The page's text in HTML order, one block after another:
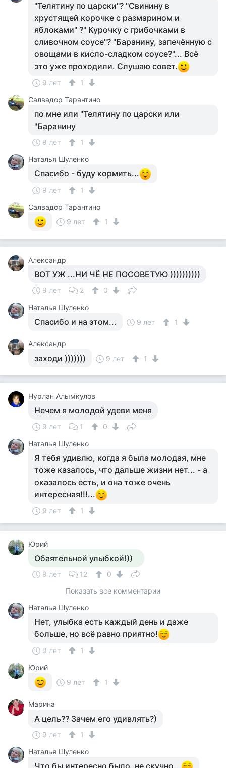
"Телятину по царски"? "Свинину в
хрустящей корочке с размарином и
яблоками" ?" Курочку с грибочками в
сливочном соусе"? "Баранину, запечённую с
овощами в кисло-сладком соусе?"... Всё
это уже проходили. Слушаю совет.
9 лет
1
Салвадор Тарантино
по мне или ​"Телятину по царски или ​
"Баранину
9 лет
1
Наталья Шуленко
Спасибо - буду кормить...
9 лет
1
Салвадор Тарантино
9 лет
1
Александр
ВОТ УЖ ...НИ ЧЁ НЕ ПОСОВЕТУЮ ))))))))))
9 лет 2
0
Наталья Шуленко
Спасибо и на этом... 9 лет 1
Александр
заходи ))))))) 9 лет 1
Нурлан Алымкулов
Нечем я молодой удеви меня
9 лет 1
0
Наталья Шуленко
Я тебя удивлю, когда я была молодая, мне
тоже казалось, что дальше жизни нет... - а
оказалось есть, и она тоже очень
интересная!!!...
9 лет 1
Юрий
Обаятельной улыбкой!))
9 лет 12
0
Показать все комментарии
Наталья Шуленко
Нет, улыбка есть каждый день и даже
больше, но всё равно приятно!
9 лет
1
Юрий
9 лет
1
Марина
А цель?? Зачем его удивлять?)
9 лет
1
Наталья Шуленко
Что бы интересно было, не скучно...